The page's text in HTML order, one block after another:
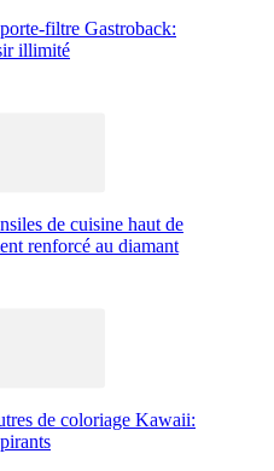
filtre Gastroback:
illimité
de cuisine haut de
renforcé au diamant
de coloriage Kawaii: